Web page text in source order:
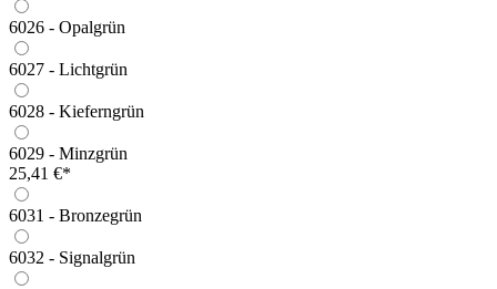
6026 - Opalgrün
6027 - Lichtgrün
6028 - Kieferngrün
6029 - Minzgrün
25,41 €*
6031 - Bronzegrün
6032 - Signalgrün